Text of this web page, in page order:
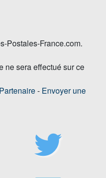
Postales-France.com.
ne sera effectué sur ce
Partenaire- Envoyer une